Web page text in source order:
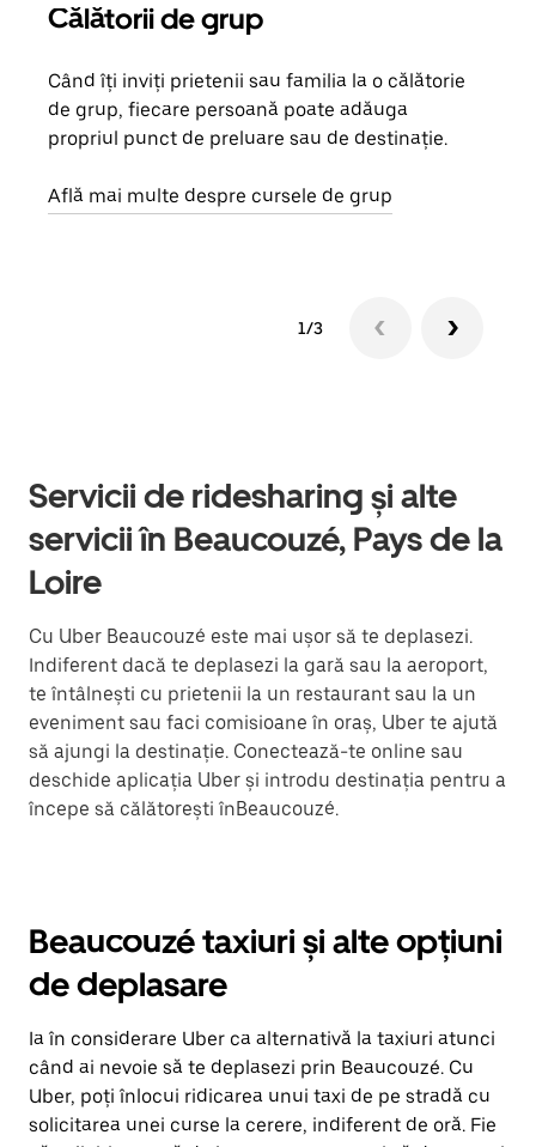
Călătorii de grup
Când îți inviți prietenii sau familia la o călătorie
de grup, fiecare persoană poate adăuga
propriul punct de preluare sau de destinație.
Află mai multe despre cursele de grup
1/3
Servicii de ridesharing și alte
servicii în Beaucouzé, Pays de la
Loire
Cu Uber Beaucouzé este mai ușor să te deplasezi.
Indiferent dacă te deplasezi la gară sau la aeroport,
te întâlnești cu prietenii la un restaurant sau la un
eveniment sau faci comisioane în oraș, Uber te ajută
să ajungi la destinație. Conectează-te online sau
deschide aplicația Uber și introdu destinația pentru a
începe să călătorești înBeaucouzé.
Beaucouzé taxiuri și alte opțiuni
de deplasare
Ia în considerare Uber ca alternativă la taxiuri atunci
când ai nevoie să te deplasezi prin Beaucouzé. Cu
Uber, poți înlocui ridicarea unui taxi de pe stradă cu
solicitarea unei curse la cerere, indiferent de oră. Fie